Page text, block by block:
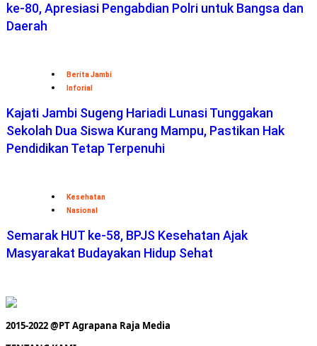
ke-80, Apresiasi Pengabdian Polri untuk Bangsa dan
Daerah
Berita Jambi
Inforial
Kajati Jambi Sugeng Hariadi Lunasi Tunggakan
Sekolah Dua Siswa Kurang Mampu, Pastikan Hak
Pendidikan Tetap Terpenuhi
Kesehatan
Nasional
Semarak HUT ke-58, BPJS Kesehatan Ajak
Masyarakat Budayakan Hidup Sehat
2015-2022 @PT Agrapana Raja Media